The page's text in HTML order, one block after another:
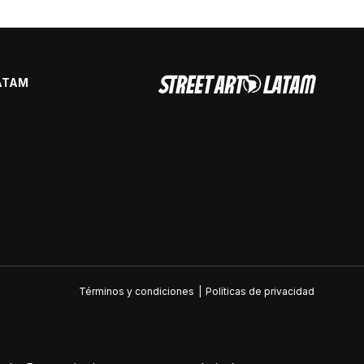
Términos y condiciones Políticas de privacidad